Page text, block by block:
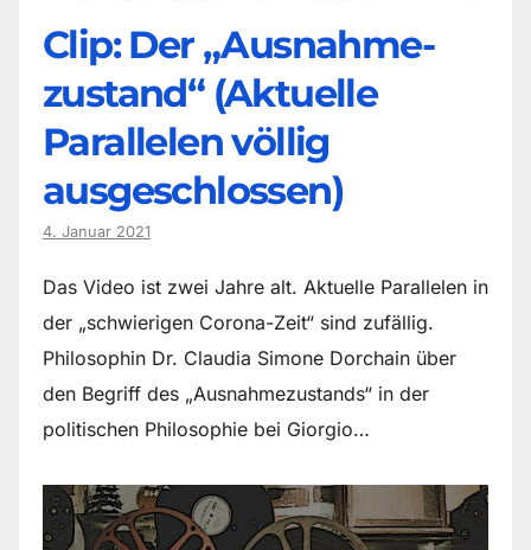
Clip: Der „Ausnahme-
zustand“ (Aktuelle
Parallelen völlig
ausgeschlossen)
4. Januar 2021
Das Video ist zwei Jahre alt. Aktuelle Parallelen in
der „schwierigen Corona-Zeit“ sind zufällig.
Philosophin Dr. Claudia Simone Dorchain über
den Begriff des „Ausnahmezustands“ in der
politischen Philosophie bei Giorgio…